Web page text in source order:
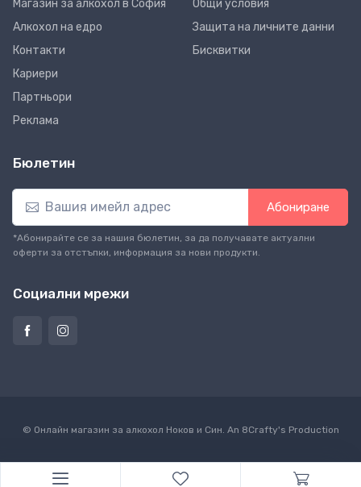
Магазин за алкохол в София
Алкохол на едро
Контакти
Кариери
Партньори
Реклама
Общи условия
Защита на личните данни
Бисквитки
Бюлетин
Абониране
*Абонирайте се за нашия бюлетин, за да получавате актуални
оферти за отстъпки, информация за нови продукти.
Социални мрежи
© Онлайн магазин за алкохол Ноков и Син. An 8Crafty's Production